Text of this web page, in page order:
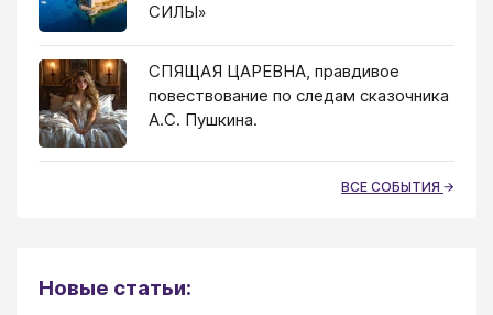
СИЛЫ»
СПЯЩАЯ ЦАРЕВНА, правдивое
повествование по следам сказочника
А.С. Пушкина.
ВСЕ СОБЫТИЯ
Новые статьи: